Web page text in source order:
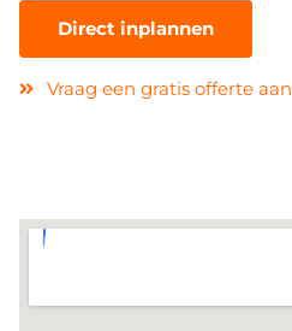
Direct inplannen
Vraag een gratis offerte aan